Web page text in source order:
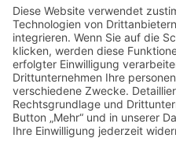
The Reconnection®
Tibetisches Pulsen
Tuina-Massage
U
Urin-Diagnostik
V
Vegatest-Diagnostik
Vitalwellen-Therapie